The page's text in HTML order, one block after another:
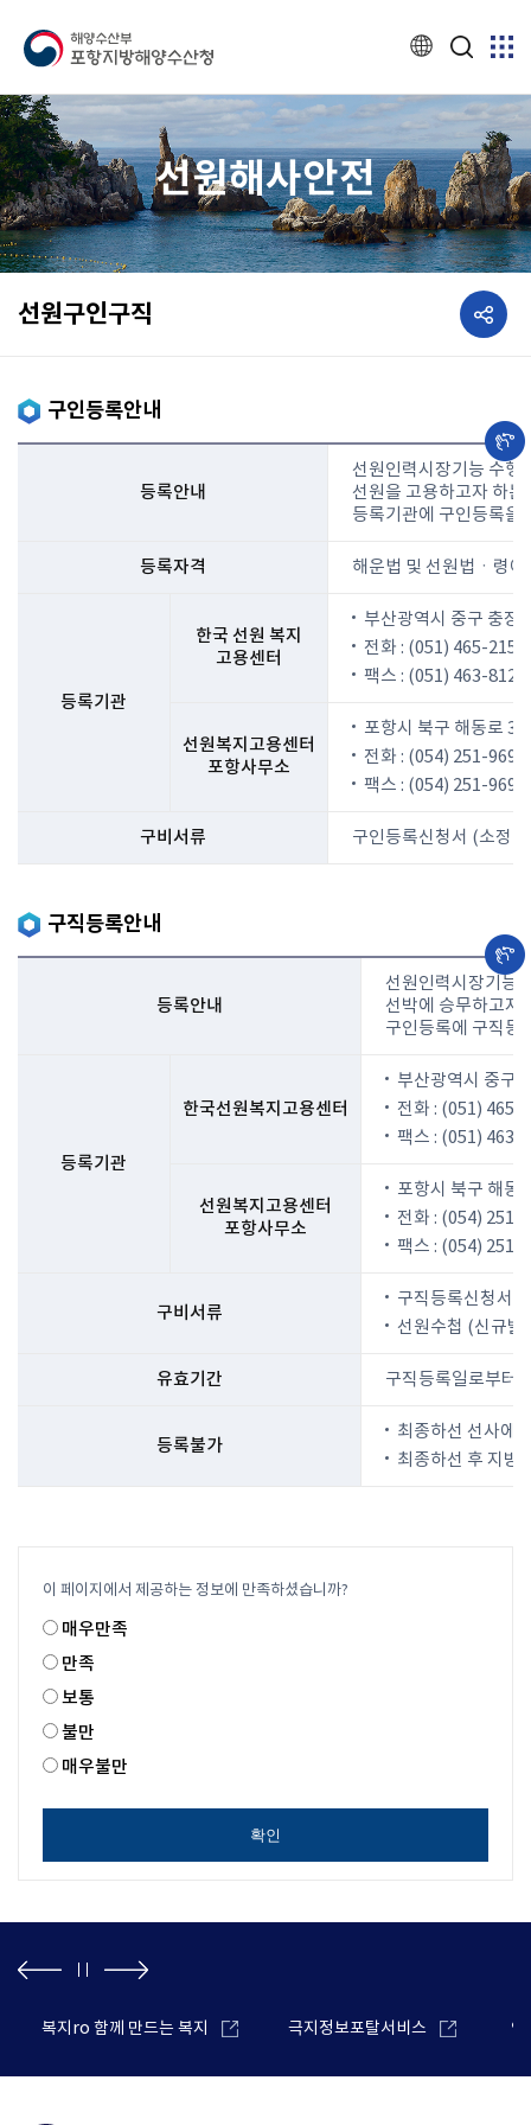
선원해사안전
선원구인구직 공유하기
구인등록안내
등록안내
선원인력시장기능 수행
선원을 고용하고자 하
등록기관에 구인등록을
등록자격 해운법 및 선원법ㆍ령
등록기관
한국 선원 복지
고용센터
부산광역시 중구 충장
전화 : (051) 465-2151
팩스 : (051) 463-8124
선원복지고용센터
포항사무소
포항시 북구 해동로
전화 : (054) 251-9691
팩스 : (054) 251-9693
구비서류 구인등록신청서 (소정
구직등록안내
등록안내
선원인력시장기능
선박에 승무하고자
구인등록에 구직등
등록기관
한국선원복지고용센터
부산광역시 중구
전화 : (051) 465-
팩스 : (051) 463-
선원복지고용센터
포항사무소
포항시 북구 해동
전화 : (054) 251-
팩스 : (054) 251-
구비서류
구직등록신청서 (
선원수첩 (신규발
유효기간 구직등록일로부터
등록불가
최종하선 선사에
최종하선 후 지방
이 페이지에서 제공하는 정보에 만족하셨습니까?
매우만족
만족
보통
불만
매우불만
확인
복지ro 함께 만드는 복지 극지정보포탈서비스 안